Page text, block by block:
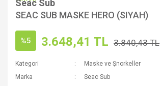
Seac Sub
SEAC SUB MASKE HERO (SIYAH)
%5 3.648,41 TL 3.840,43 TL
Kategori
Maske ve Şnorkeller
Marka
Seac Sub